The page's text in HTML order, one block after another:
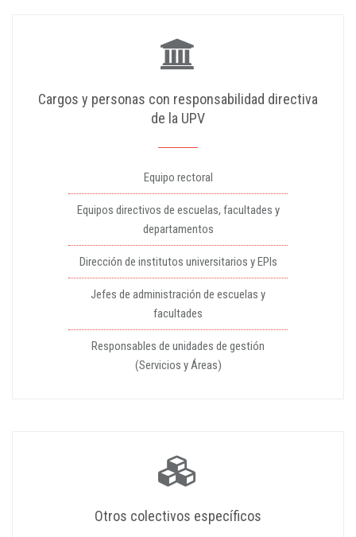
Cargos y personas con responsabilidad directiva
de la UPV
Equipo rectoral
Equipos directivos de escuelas, facultades y
departamentos
Dirección de institutos universitarios y EPIs
Jefes de administración de escuelas y
facultades
Responsables de unidades de gestión
(Servicios y Áreas)
Otros colectivos específicos